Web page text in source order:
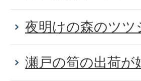
夜明けの森のツ
瀬戸の筍の出荷が